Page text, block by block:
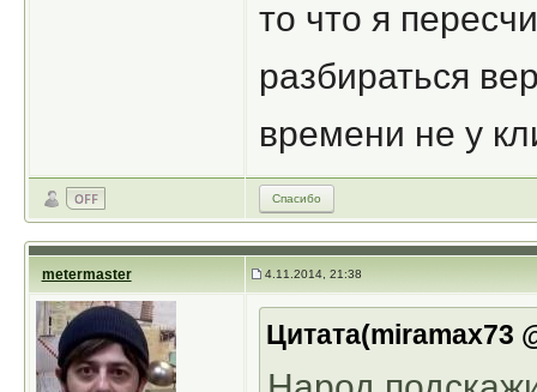
то что я
разбираться
времени не у
Спасибо
metermaster 4.11.2014, 21:38
Цитата(miramax73